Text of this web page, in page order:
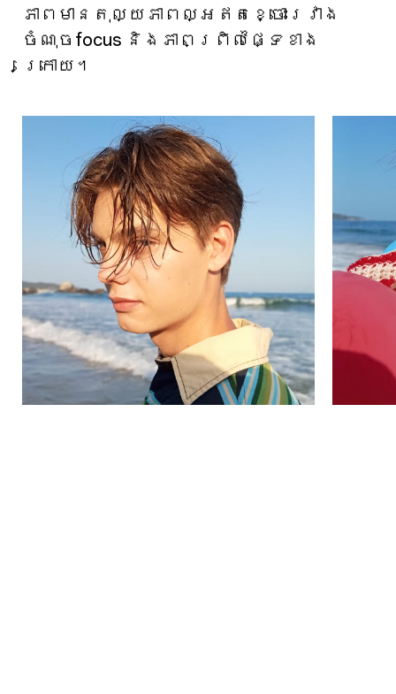
ភាពមានតុល្យភាពល្អឥតខ្ចោះរវាង
ចំណុចfocus និងភាពព្រិលផ្ទៃខាង
ក្រោយ។